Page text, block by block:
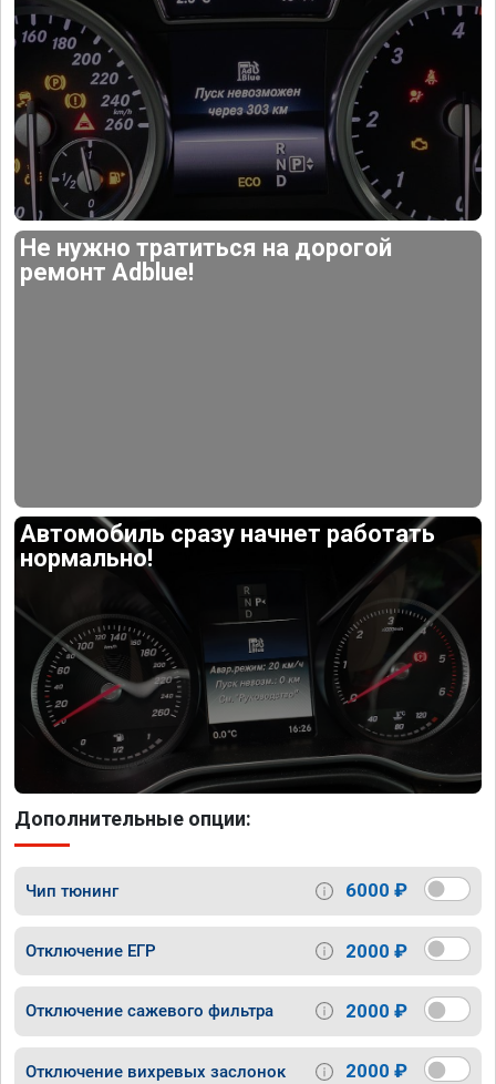
Не нужно тратиться на дорогой
ремонт Adblue!
Автомобиль сразу начнет работать
нормально!
Дополнительные опции:
Чип тюнинг 6000 ₽
Отключение ЕГР 2000 ₽
Отключение сажевого фильтра 2000 ₽
Отключение вихревых заслонок 2000 ₽